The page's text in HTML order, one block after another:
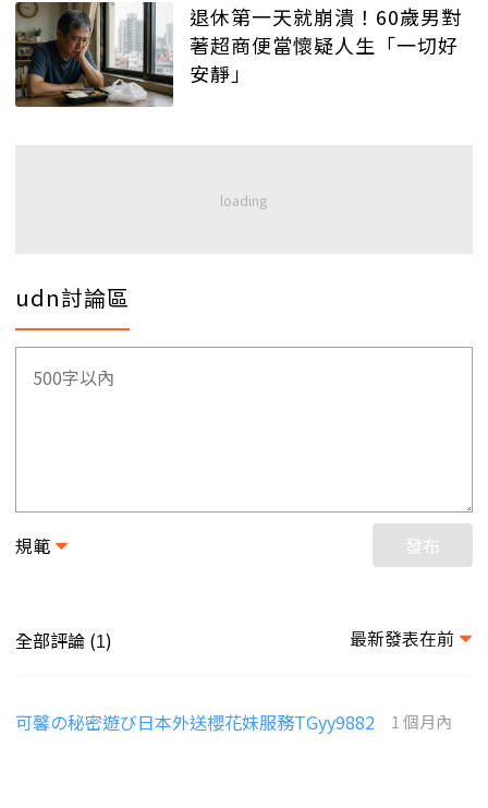
退休第一天就崩潰！60歲男對
著超商便當懷疑人生「一切好
安靜」
udn討論區
規範 發布
全部評論 (1) 最新發表在前
可馨の秘密遊び日本外送櫻花妹服務TGyy9882 1 個月內